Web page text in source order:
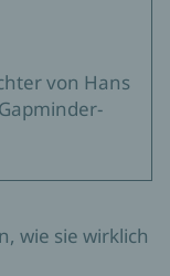
von Hans
wie sie wirklich